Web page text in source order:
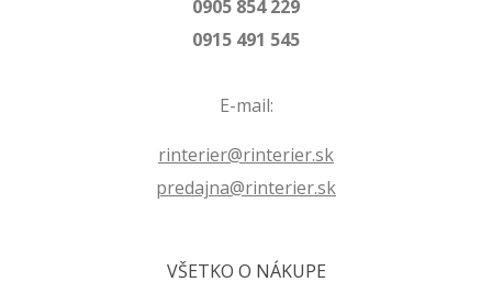
0905 854 229
0915 491 545
E-mail:
rinterier@rinterier.sk
predajna@rinterier.sk
VŠETKO O NÁKUPE